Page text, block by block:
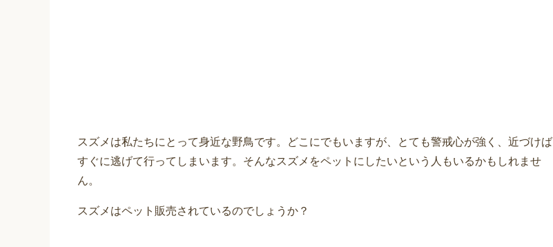
スズメは私たちにとって身近な野鳥です。どこにでもいますが、とても警戒心が強く、近づけば
すぐに逃げて行ってしまいます。そんなスズメをペットにしたいという人もいるかもしれませ
ん。
スズメはペット販売されているのでしょうか？